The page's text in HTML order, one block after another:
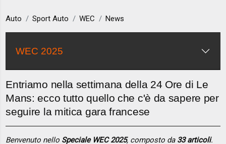
Auto Sport Auto WEC News
WEC 2025
Entriamo nella settimana della 24 Ore di Le
Mans: ecco tutto quello che c'è da sapere per
seguire la mitica gara francese
Benvenuto nello Speciale WEC 2025, composto da 33 articoli.